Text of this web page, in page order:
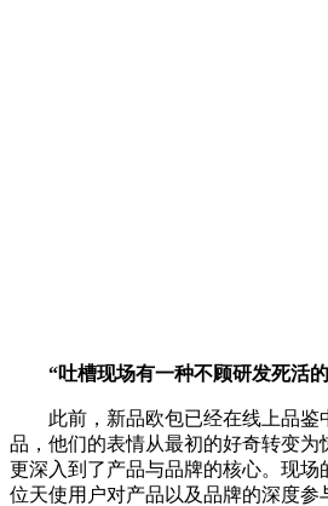
“吐槽现场有一种不顾研发死活
此前，新品欧包已经在线上品鉴中
品，他们的表情从最初的好奇转变
更深入到了产品与品牌的核心。现
位天使用户对产品以及品牌的深度参